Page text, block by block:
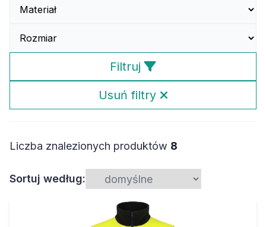
Filtruj
Usuń filtry
Liczba znalezionych produktów 8
Sortuj według: